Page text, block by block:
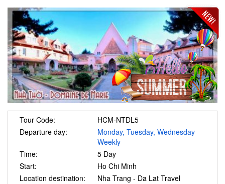
Tour Code:
HCM-NTDL5
Departure day:
Monday, Tuesday, Wednesday
Weekly
Time:
5 Day
Start:
Ho Chi Minh
Location destination:
Nha Trang - Da Lat Travel